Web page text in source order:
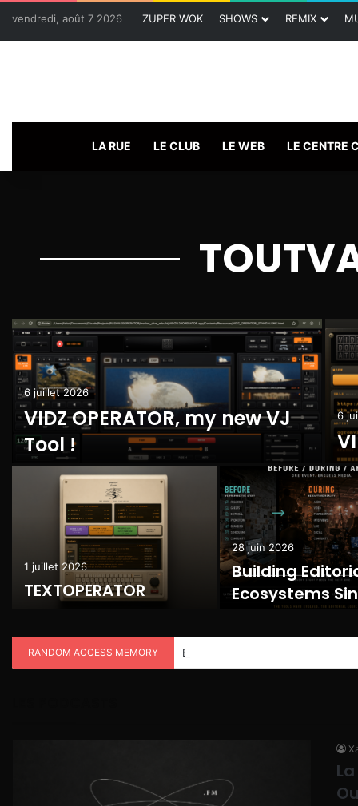
vendredi, août 7 2026 ZUPER WOK SHOWS REMIX
LA RUE LE CLUB LE WEB LE CENTRE
6 juillet 2026
VIDZ OPERATOR, my new VJ
Tool !
6
1 juillet 2026
TEXTOPERATOR
28 juin 2026
Building
Ecosystems
RANDOM ACCESS MEMORY Nico Prat, Superbarquette, Lucien